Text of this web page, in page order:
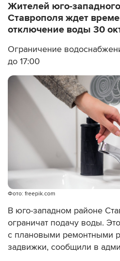
Жителей юго-
Ставрополя ждет
отключение воды 30
Ограничение
до 17:00
Фото: freepik.com
В юго-западном районе
ограничат подачу воды.
с плановыми ремонтными
задвижки, сообщили в